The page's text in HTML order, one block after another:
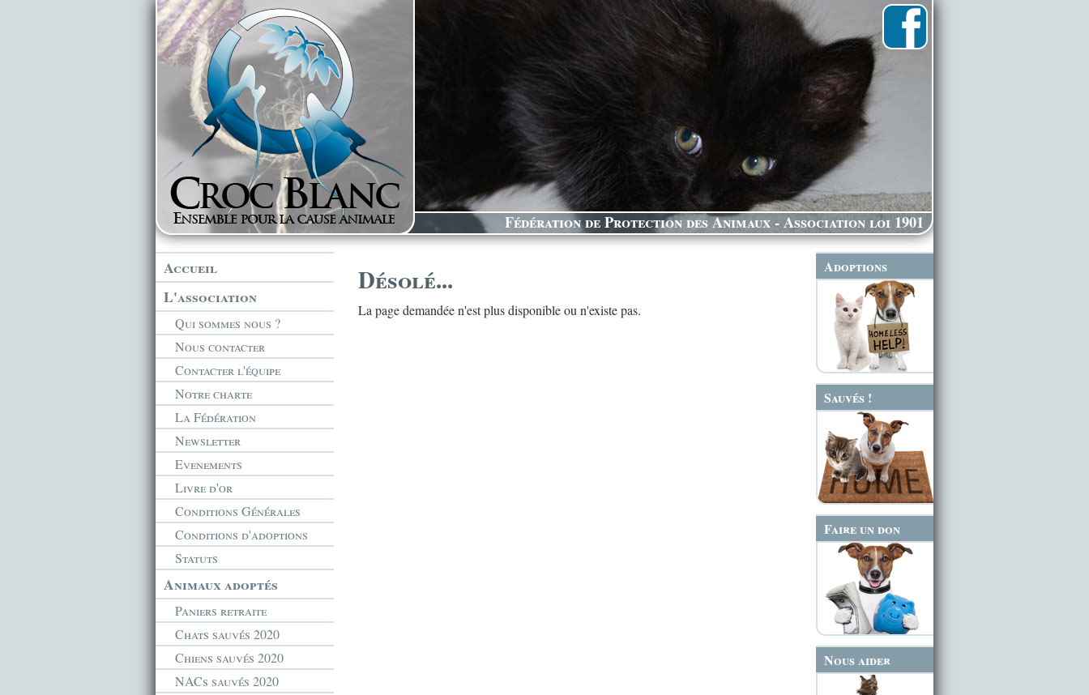
Fédération de Protection des Animaux - Association loi 1901
Accueil
L'association
Qui sommes nous ?
Nous contacter
Contacter l'équipe
Notre charte
La Fédération
Newsletter
Evenements
Livre d'or
Conditions Générales
Conditions d'adoptions
Statuts
Animaux adoptés
Paniers retraite
Chats sauvés 2020
Chiens sauvés 2020
NACs sauvés 2020
Adoptions
Sauvés !
Faire un don
Nous aider
Désolé...
La page demandée n'est plus disponible ou n'existe pas.